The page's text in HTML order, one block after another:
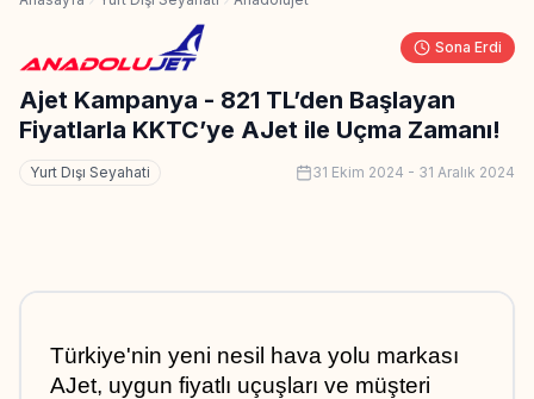
Sona Erdi
Ajet Kampanya - 821 TL’den Başlayan
Fiyatlarla KKTC’ye AJet ile Uçma Zamanı!
Yurt Dışı Seyahati 31 Ekim 2024 - 31 Aralık 2024
Türkiye'nin yeni nesil hava yolu markası
AJet, uygun fiyatlı uçuşları ve müşteri